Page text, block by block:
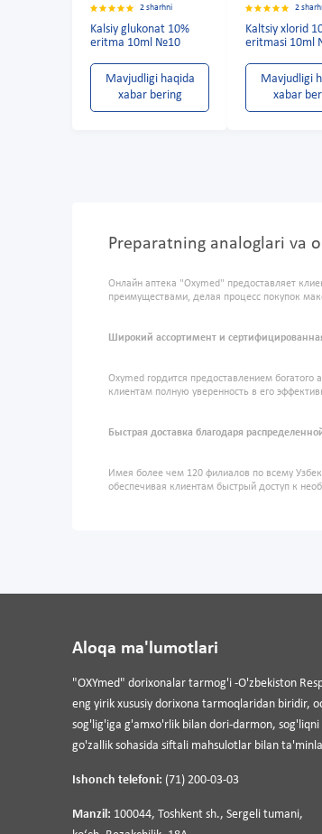
2 sharhni
Kalsiy glukonat 10%
eritma 10ml №10
Mavjudligi haqida
xabar bering
2
Kaltsiy xlorid
eritmasi 10ml
Mavjudligi
xabar
Preparatning analoglari va
Онлайн аптека "Oxymed" предоставляет
преимуществами, делая процесс покупок
Широкий ассортимент и
Oxymed гордится предоставлением
клиентам полную уверенность в его
Быстрая доставка благодаря
Имея более чем 120 филиалов по всему
обеспечивая клиентам быстрый доступ к
Aloqa ma'lumotlari
"OXYmed" dorixonalar tarmog'i -O'zbekiston
eng yirik xususiy dorixona tarmoqlaridan biridir,
sog'lig'iga g'amxo'rlik bilan dori-darmon, sog'liqni
go'zallik sohasida siftali mahsulotlar bilan
Ishonch telefoni: (71) 200-03-03
Manzil: 100044, Toshkent sh., Sergeli tumani,